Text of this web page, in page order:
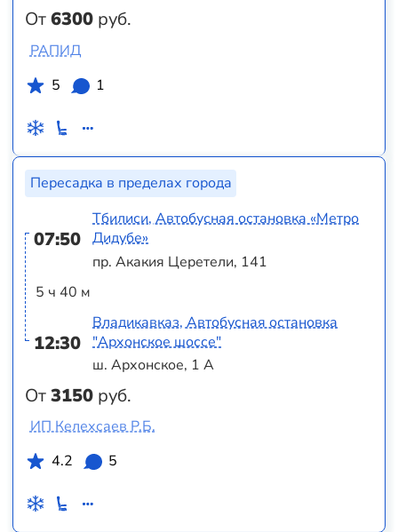
От6300 руб.
РАПИД
5
1
Пересадка в пределах города
07:50
5 ч 40 м
12:30
От3150 руб.
Тбилиси, Автобусная остановка «Метро
Дидубе»
пр. Акакия Церетели, 141
Владикавказ, Автобусная остановка
"Архонское шоссе"
ш. Архонское, 1 А
ИП Келехсаев Р.Б.
4.2
5